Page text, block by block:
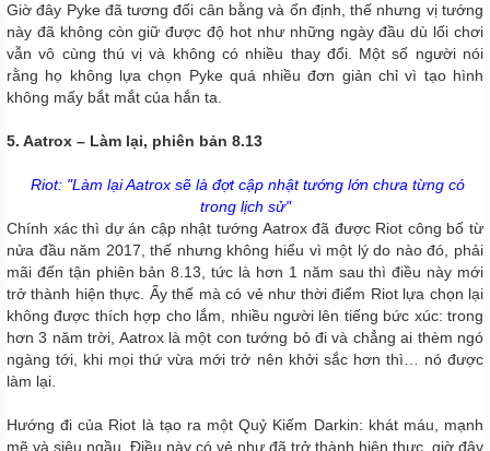
Giờ đây Pyke đã tương đối cân bằng và ổn định, thế nhưng vị tướng
này đã không còn giữ được độ hot như những ngày đầu dù lối chơi
vẫn vô cùng thú vị và không có nhiều thay đổi. Một số người nói
rằng họ không lựa chọn Pyke quá nhiều đơn giản chỉ vì tạo hình
không mấy bắt mắt của hắn ta.
5. Aatrox – Làm lại, phiên bản 8.13
Riot: "Làm lại Aatrox sẽ là đợt cập nhật tướng lớn chưa từng có
trong lịch sử"
Chính xác thì dự án cập nhật tướng Aatrox đã được Riot công bố từ
nửa đầu năm 2017, thế nhưng không hiểu vì một lý do nào đó, phải
mãi đến tận phiên bản 8.13, tức là hơn 1 năm sau thì điều này mới
trở thành hiện thực. Ấy thế mà có vẻ như thời điểm Riot lựa chọn lại
không được thích hợp cho lắm, nhiều người lên tiếng bức xúc: trong
hơn 3 năm trời, Aatrox là một con tướng bỏ đi và chẳng ai thèm ngó
ngàng tới, khi mọi thứ vừa mới trở nên khởi sắc hơn thì… nó được
làm lại.
Hướng đi của Riot là tạo ra một Quỷ Kiếm Darkin: khát máu, mạnh
mẽ và siêu ngầu. Điều này có vẻ như đã trở thành hiện thực, giờ đây